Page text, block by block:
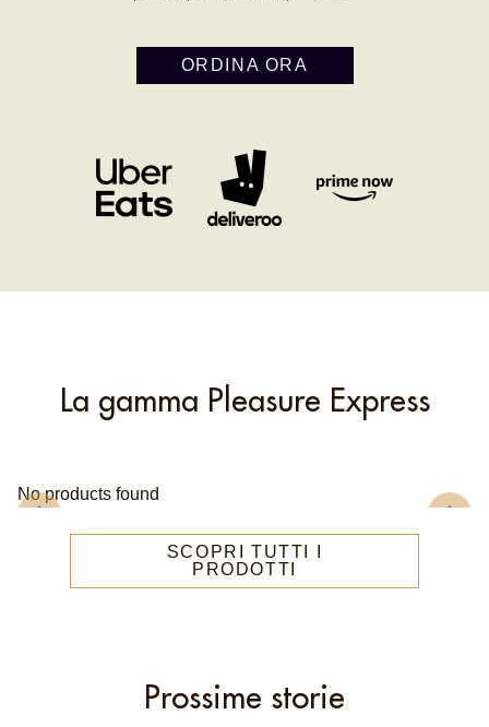
Il puro piacere consegnato
La gamma Pleasure Express